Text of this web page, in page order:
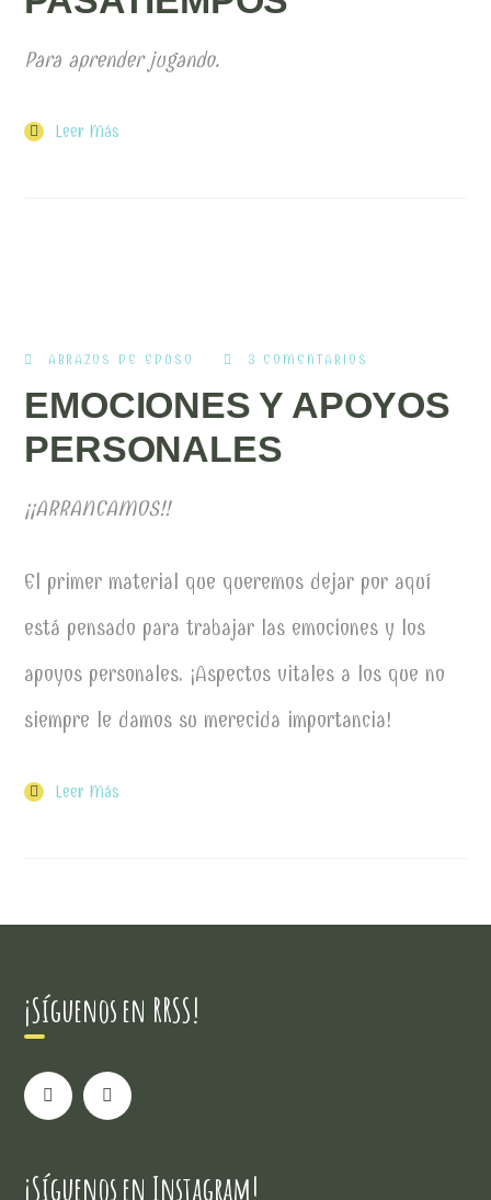
Para aprender jugando.
Leer Más
ABRAZOS DE EDUSO 3 COMENTARIOS
EMOCIONES Y APOYOS
PERSONALES
¡¡ARRANCAMOS!!
El primer material que queremos dejar por aquí
está pensado para trabajar las emociones y los
apoyos personales. ¡Aspectos vitales a los que no
siempre le damos su merecida importancia!
Leer Más
¡Síguenos en RRSS!
¡Síguenos en Instagram!